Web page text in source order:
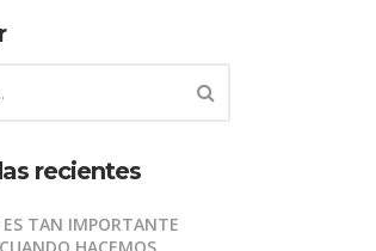
recientes
ES TAN IMPORTANTE